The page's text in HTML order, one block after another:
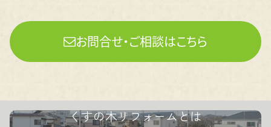
お問合せ・ご相談はこちら
くすの木リフォームとは